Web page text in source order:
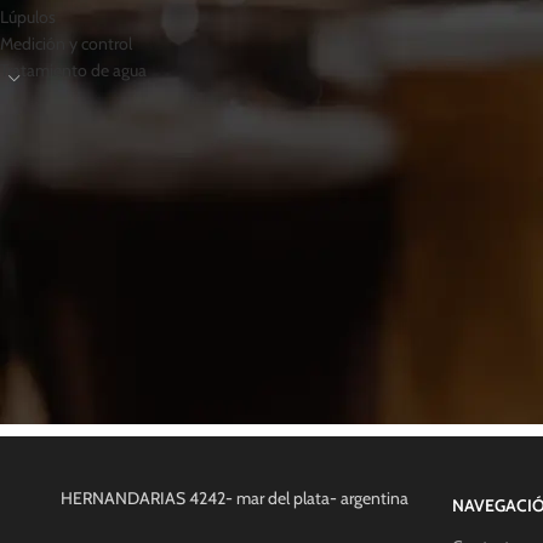
Lúpulos
Medición y control
Tratamiento de agua
HERNANDARIAS 4242- mar del plata- argentina